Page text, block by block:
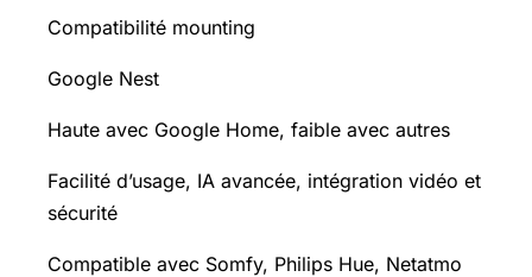
Compatibilité mounting
Google Nest
Haute avec Google Home, faible avec autres
Facilité d’usage, IA avancée, intégration vidéo et
sécurité
Compatible avec Somfy, Philips Hue, Netatmo